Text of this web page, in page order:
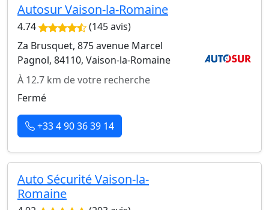
Autosur Vaison-la-Romaine
4.74
(145 avis)
Za Brusquet, 875 avenue Marcel
Pagnol, 84110, Vaison-la-Romaine
À 12.7 km de votre recherche
Fermé
+33 4 90 36 39 14
Auto Sécurité Vaison-la-
Romaine